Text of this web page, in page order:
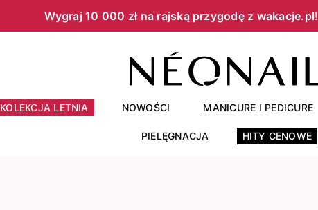
Wygraj 10 000 zł na rajską przygodę z wakacje.pl!​
KOLEKCJA LETNIA NOWOŚCI MANICURE I PEDICURE
PIELĘGNACJA HITY CENOWE